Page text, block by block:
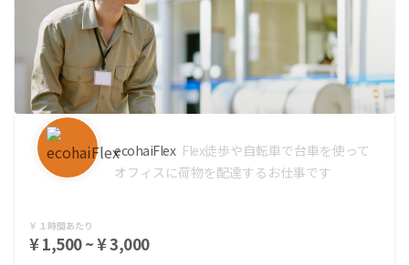
ecohaiFlex Flex徒歩や自転車で台車を使って
オフィスに荷物を配達するお仕事です
１時間あたり
¥ 1,500 ~ ¥ 3,000